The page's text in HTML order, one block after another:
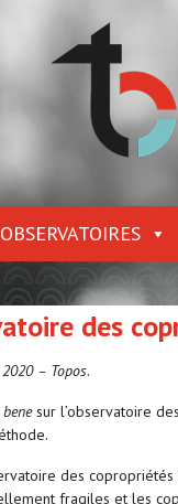
OBSERVATOIRES
des
– Topos.
sur l’observatoire
des
fragiles et les